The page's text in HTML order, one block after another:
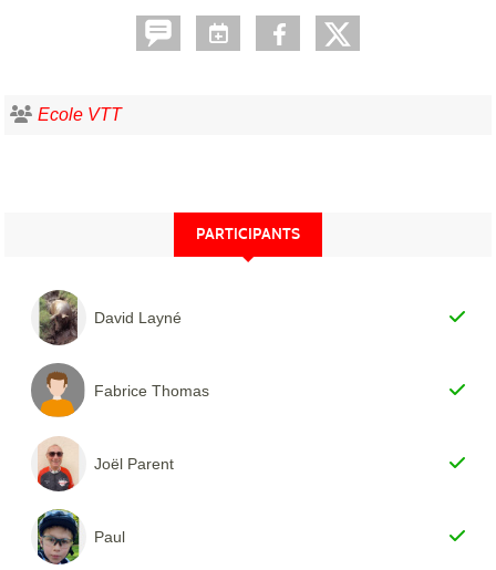
Ecole VTT
PARTICIPANTS
David Layné
Fabrice Thomas
Joël Parent
Paul